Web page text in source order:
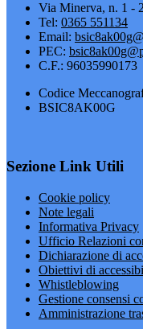
Via Minerva, n. 1 -
Tel: 0365 551134
Email:
PEC:
C.F.: 96035990173
Codice
BSIC8AK00G
Sezione Link Utili
Cookie policy
Note legali
Informativa Privacy
Ufficio Relazioni
Dichiarazione di
Obiettivi di
Whistleblowing
Gestione consensi
Amministrazione